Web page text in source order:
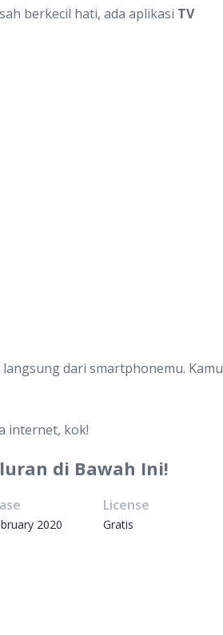
berkecil hati, ada aplikasi TV
dari smartphonemu. Kamu
internet, kok!
di Bawah Ini!
2020
License
Gratis